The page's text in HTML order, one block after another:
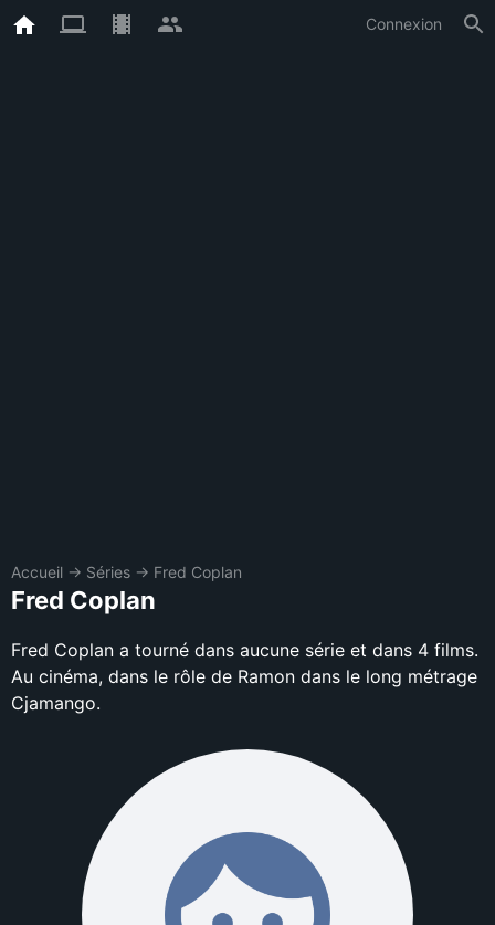
Connexion
Accueil → Séries → Fred Coplan
Fred Coplan
Fred Coplan a tourné dans aucune série et dans 4 films.
Au cinéma, dans le rôle de Ramon dans le long métrage
Cjamango.